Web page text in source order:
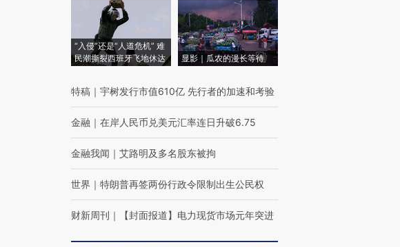
“入侵”还是“人道危机” 难
民潮撕裂西班牙飞地休达
显影｜瓜农的漫长等待
特稿 ｜ 宇树发行市值610亿 先行者的加速和考验
金融 ｜ 在岸人民币兑美元汇率连日升破6.75
金融我闻 ｜ 艾路明及多名股东被拘
世界 ｜ 特朗普再签两份行政令限制出生公民权
财新周刊 ｜ 【封面报道】电力现货市场元年突进